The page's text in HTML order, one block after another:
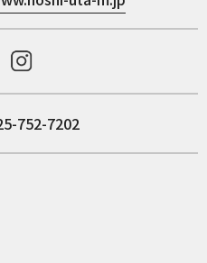
752-7202